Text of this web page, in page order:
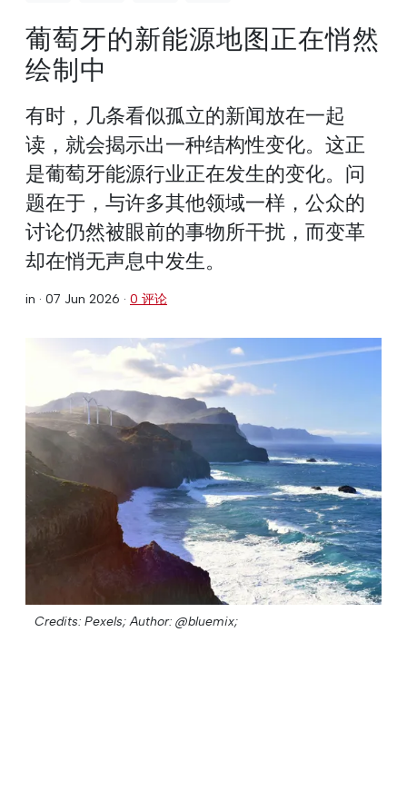
葡萄牙的新能源地图正在悄然
绘制中
有时，几条看似孤立的新闻放在一起
读，就会揭示出一种结构性变化。这正
是葡萄牙能源行业正在发生的变化。问
题在于，与许多其他领域一样，公众的
讨论仍然被眼前的事物所干扰，而变革
却在悄无声息中发生。
in · 07 Jun 2026 · 0 评论
Credits: Pexels; Author: @bluemix;